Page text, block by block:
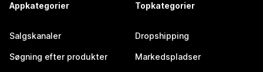
Appkategorier
Salgskanaler
Søgning efter produkter
Topkategorier
Dropshipping
Markedspladser